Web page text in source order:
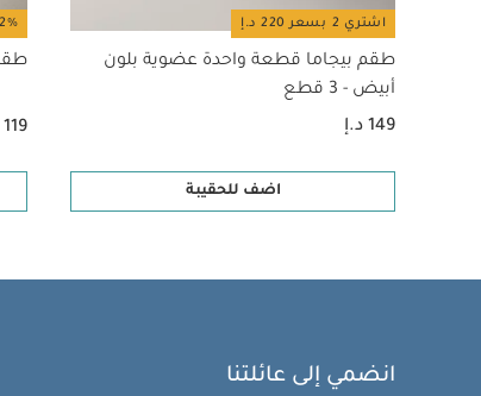
اشتري 2 بسعر 220 د.إ
طقم بيجاما قطعة واحدة عضوية بلون
أبيض - 3 قطع
149 د.إ
اضف للحقيبة
52%
119 د.إ
انضمي إلى عائلتنا